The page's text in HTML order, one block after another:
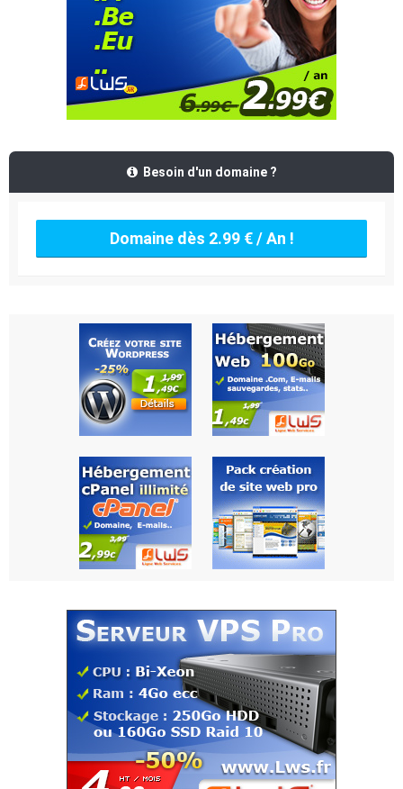
Besoin d'un domaine ?
Domaine dès 2.99 € / An !